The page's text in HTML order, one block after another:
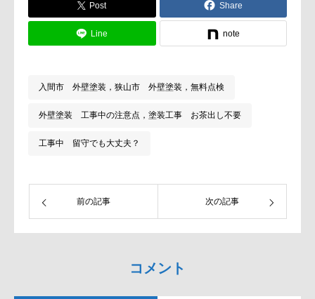
Post
Share
Line note
入間市 外壁塗装，狭山市 外壁塗装，無料点検
外壁塗装 工事中の注意点，塗装工事 お茶出し不要
工事中 留守でも大丈夫？
前の記事 次の記事
コメント